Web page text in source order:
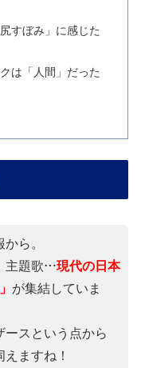
すぼみ」に感じた
は「人間」だった
ら。
主題歌…現代の日本
が集結していま
ースという点から
ますね！